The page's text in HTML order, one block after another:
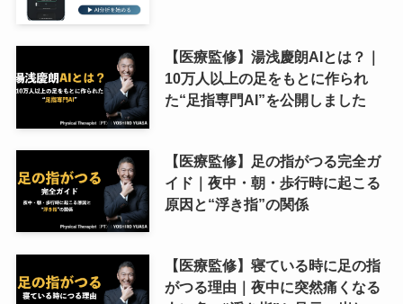
【医療監修】湯浅慶朗AIとは？｜
10万人以上の足をもとに作られ
た“足指専門AI”を公開しました
【医療監修】足の指がつる完全ガ
イド｜夜中・朝・歩行時に起こる
原因と“浮き指”の関係
【医療監修】寝ている時に足の指
がつる理由｜夜中に突然痛くなる